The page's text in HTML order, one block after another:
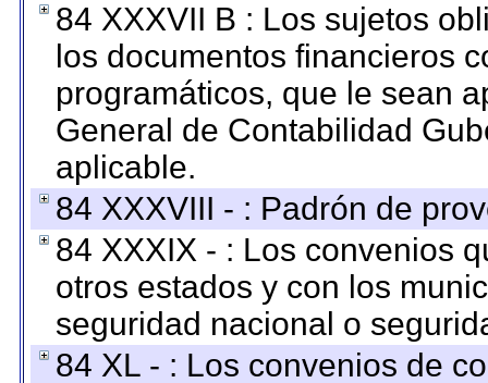
84 XXXVII B : Los sujetos
los documentos financieros
programáticos, que le sean
General de Contabilidad
aplicable.
84 XXXVIII - : Padrón de
84 XXXIX - : Los convenios
otros estados y con los
seguridad nacional o
84 XL - : Los convenios de